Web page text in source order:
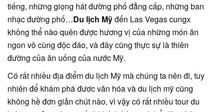
tiếng, những giọng hát đường phố đẳng cấp, những ban
nhạc đường phố…Du lịch Mỹđến Las Vegas cungx
không thể nào quên được hương vị của những món ăn
ngon vô cùng độc đáo, và đây cũng thực sự là thiên
đường của ăn uống của nước Mỹ.
Có rất nhiều địa điểm du lịch Mỹ mà chúng ta nên đi, tuy
nhiên để khám phá đươc văn hóa và du lịch mỹ cũng
không hề đơn giản chút nào, vì vậy có rất nhiều tour du